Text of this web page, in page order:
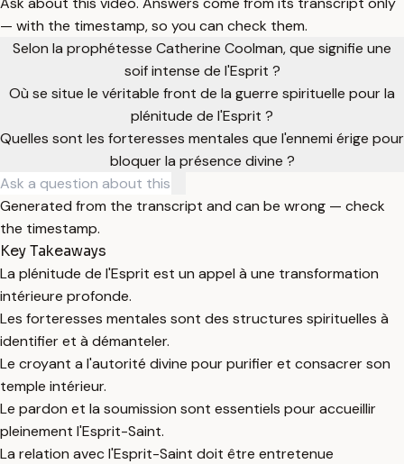
— with the timestamp, so you can check them.
Selon la prophétesse Catherine Coolman, que signifie une
soif intense de l'Esprit ?
Où se situe le véritable front de la guerre spirituelle pour la
plénitude de l'Esprit ?
Quelles sont les forteresses mentales que l'ennemi érige pour
bloquer la présence divine ?
Generated from the transcript and can be wrong — check
the timestamp.
Key Takeaways
La plénitude de l'Esprit est un appel à une transformation
intérieure profonde.
Les forteresses mentales sont des structures spirituelles à
identifier et à démanteler.
Le croyant a l'autorité divine pour purifier et consacrer son
temple intérieur.
Le pardon et la soumission sont essentiels pour accueillir
pleinement l'Esprit-Saint.
La relation avec l'Esprit-Saint doit être entretenue